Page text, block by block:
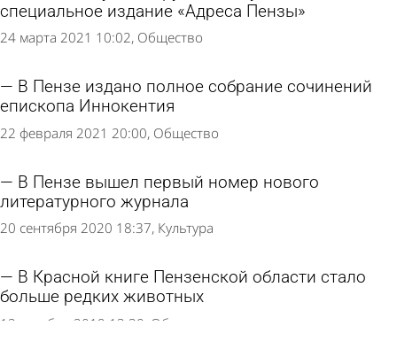
специальное издание «Адреса Пензы»
24 марта 2021 10:02 Общество
В Пензе издано полное собрание сочинений
епископа Иннокентия
22 февраля 2021 20:00 Общество
В Пензе вышел первый номер нового
литературного журнала
20 сентября 2020 18:37 Культура
В Красной книге Пензенской области стало
больше редких животных
12 декабря 2019 13:30 Общество